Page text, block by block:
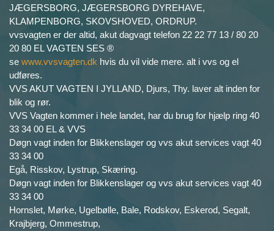
JÆGERSBORG, JÆGERSBORG DYREHAVE,
KLAMPENBORG, SKOVSHOVED, ORDRUP.
vvsvagten er der altid, akut dagvagt telefon 22 22 77 13 / 80 20
20 80 EL VAGTEN SES ®
se www.vvsvagten.dk hvis du vil vide mere. alt i vvs og el
udføres.
VVS AKUT VAGTEN I JYLLAND, Djurs, Thy. laver alt inden for
blik og rør.
VVS Vagten kommer i hele landet, har du brug for hjælp ring 40
33 34 00 EL & VVS
Døgn vagt inden for Blikkenslager og vvs akut services vagt 40
33 34 00
Egå, Risskov, Lystrup, Skæring.
Døgn vagt inden for Blikkenslager og vvs akut services vagt 40
33 34 00
Hornslet, Mørke, Ugelbølle, Bale, Rodskov, Eskerod, Segalt,
Krajbjerg, Ommestrup,